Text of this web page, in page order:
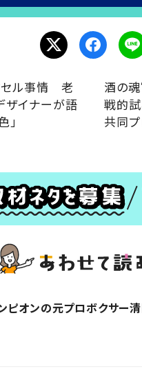
セル事情 老
ザイナーが語
」
酒の
戦的
共同プ
ピオンの元プロボクサー